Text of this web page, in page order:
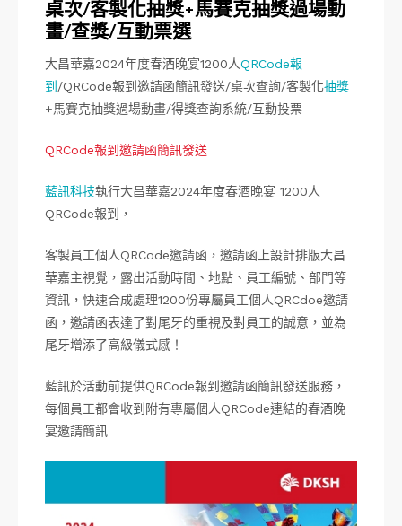
桌次/客製化抽獎+馬賽克抽獎過場動
畫/查獎/互動票選
大昌華嘉2024年度春酒晚宴1200人QRCode報
到 /QRCode報到邀請函簡訊發送/桌次查詢/客製化抽獎
+馬賽克抽獎過場動畫/得獎查詢系統/互動投票
QRCode報到邀請函簡訊發送
藍訊科技執行大昌華嘉2024年度春酒晚宴 1200人
QRCode報到，
客製員工個人QRCode邀請函，邀請函上設計排版大昌
華嘉主視覺，露出活動時間、地點、員工編號、部門等
資訊，快速合成處理1200份專屬員工個人QRCdoe邀請
函，邀請函表達了對尾牙的重視及對員工的誠意，並為
尾牙增添了高級儀式感！
藍訊於活動前提供QRCode報到邀請函簡訊發送服務，
每個員工都會收到附有專屬個人QRCode連結的春酒晚
宴邀請簡訊